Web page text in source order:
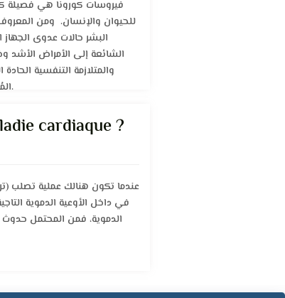
فيروسات كورونا هي فصيلة
للحيوان والإنسان. ومن
البشر حالات عدوى الجهاز
الشائعة إلى الأمراض الأشد
والمتلازمة التنفسية
المُكتشف مؤخراً مرض فيروس كورونا كوفيد.
cardiaque ?
عندما تكون هنالك عملية تصلب
في داخل الأوعية الدموية
الدموية، فمن المحتمل